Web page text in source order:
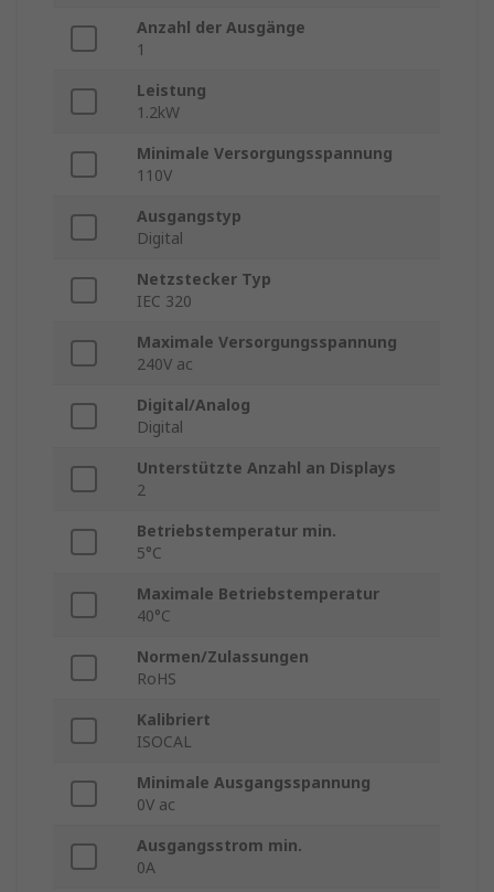
Anzahl der Ausgänge
1
Leistung
1.2kW
Minimale Versorgungsspannung
110V
Ausgangstyp
Digital
Netzstecker Typ
IEC 320
Maximale Versorgungsspannung
240V ac
Digital/Analog
Digital
Unterstützte Anzahl an Displays
2
Betriebstemperatur min.
5°C
Maximale Betriebstemperatur
40°C
Normen/Zulassungen
RoHS
Kalibriert
ISOCAL
Minimale Ausgangsspannung
0V ac
Ausgangsstrom min.
0A